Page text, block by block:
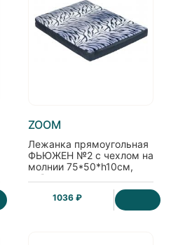
ZOOM
Лежанка прямоугольная
ФЬЮЖЕН №2 с чехлом на
молнии 75*50*h10см,
зебра
1036 ₽